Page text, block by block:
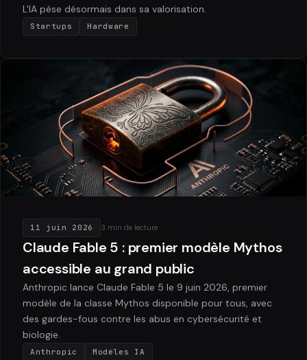
L'IA pèse désormais dans sa valorisation.
Startups Hardware
11 juin 2026 3 min de lecture
Claude Fable 5 : premier modèle Mythos
accessible au grand public
Anthropic lance Claude Fable 5 le 9 juin 2026, premier
modèle de la classe Mythos disponible pour tous, avec
des gardes-fous contre les abus en cybersécurité et
biologie.
Anthropic Modèles IA